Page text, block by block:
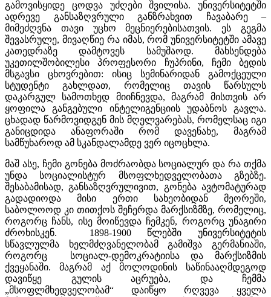
გამოვისყიდე ცოდვა უძღები შვილისა. უნივერსიტეტში
ადრევე განსაზღვრული განზრახვით ჩავაბარე –
მიმეძღვნა თავი უცხო მეცნიერებისათვის. ეს გეგმა
შევასრულე, მივაღწიე რა იმას, რომ უნივერსიტეტში ამავე
კათედრაზე დამტოვეს სამუშაოდ. მახსენდება
უკეთილშობილესი პროფესორი ჩუპრინი, ჩემი ბედის
მსგავსი ცხოვრებით: ისიც სემინარიდან გამოქცეული
სტუდენტი გახლდათ, რომელიც თავის წარსულს
დაკარგულ სამოთხედ მიიჩნევდა, მაგრამ მისთვის არ
ყოფილა განგებული ინტელიგენციის უდაბნოს გავლა.
ცხადად წარმოვიდგენ მის მღელვარებას, რომელსაც იგი
განიცდიდა ანაფორაში რომ დავენახე, მაგრამ
სამწუხაროდ ამ სკანდალამდე ვერ იცოცხლა.
მაშ ასე, ჩემი გონება მოძრაობდა სოციალურ და რა თქმა
უნდა სოციალისტურ მსოფლხედველობათა გზებზე.
შესაბამისად, განსაზღვრულივით, გონება ავტომატურად
გადადიოდა მისი ერთი სახეობიდან მეორეში,
საბოლოოდ კი თითქოს შეჩერდა მარქსიზმზე, რომელიც,
როგორც ჩანს, ისე მოიწევდა ჩემკენ, როგორც უნაგირი
ძროხისკენ. 1898-1900 წლებში უნივერსიტეტის
სწავლულმა ხელმძღვანელობამ გამიშვა გერმანიაში,
როგორც სოციალ-დემოკრატიისა და მარქსიზმის
ქვეყანაში. მაგრამ აქ მოლოდინის საწინააღმდეგოდ
დავიწყე გულის აცრუება, და ჩემმა
„მსოფლმხედველობამ“ დაიწყო რღვევა ყველა